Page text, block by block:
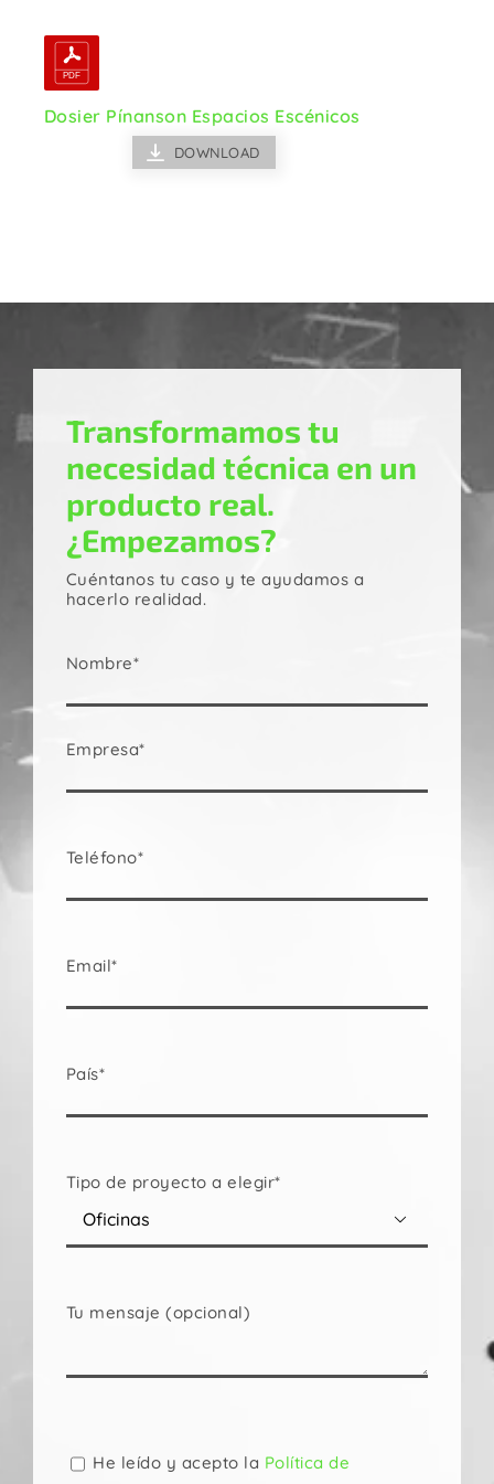
Dosier Pínanson Espacios Escénicos
DOWNLOAD
Transformamos tu
necesidad técnica en un
producto real.
¿Empezamos?
Cuéntanos tu caso y te ayudamos a
hacerlo realidad.
Nombre*
Empresa*
Teléfono*
Email*
País*
Tipo de proyecto a elegir*

Tu mensaje (opcional)
dejaHe leído y acepto la Política de